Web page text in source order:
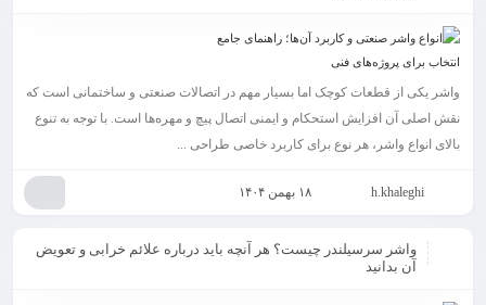
واشر یکی از قطعات کوچک اما بسیار مهم در اتصالات صنعتی و ساختمانی است که
نقش اصلی آن افزایش استحکام و ایمنی اتصال پیچ و مهره‌ها است. با توجه به تنوع
بالای انواع واشر، هر نوع برای کاربرد خاصی طراحی ...
h.khaleghi ۱۸ بهمن ۱۴۰۴
واشر سرسیلندر چیست؟ هر آنچه باید درباره علائم خرابی و تعویض
آن بدانید